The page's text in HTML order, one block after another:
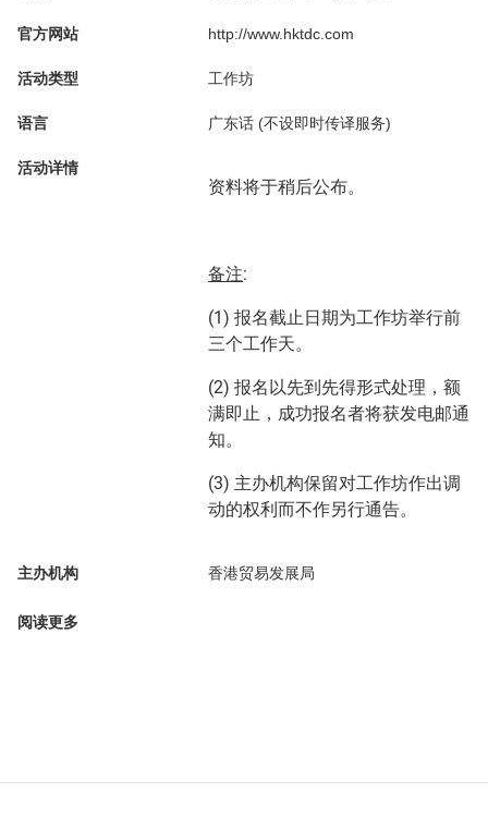
官方网站 http://www.hktdc.com
活动类型 工作坊
语言 广东话 (不设即时传译服务)
活动详情
资料将于稍后公布。
备注:
(1) 报名截止日期为工作坊举行前
三个工作天。
(2) 报名以先到先得形式处理，额
满即止，成功报名者将获发电邮通
知。
(3) 主办机构保留对工作坊作出调
动的权利而不作另行通告。
主办机构 香港贸易发展局
阅读更多